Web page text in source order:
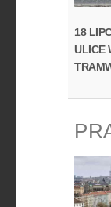
18
ULICE